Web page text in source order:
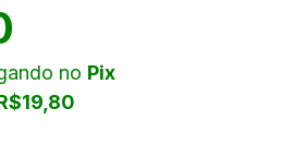
no Pix